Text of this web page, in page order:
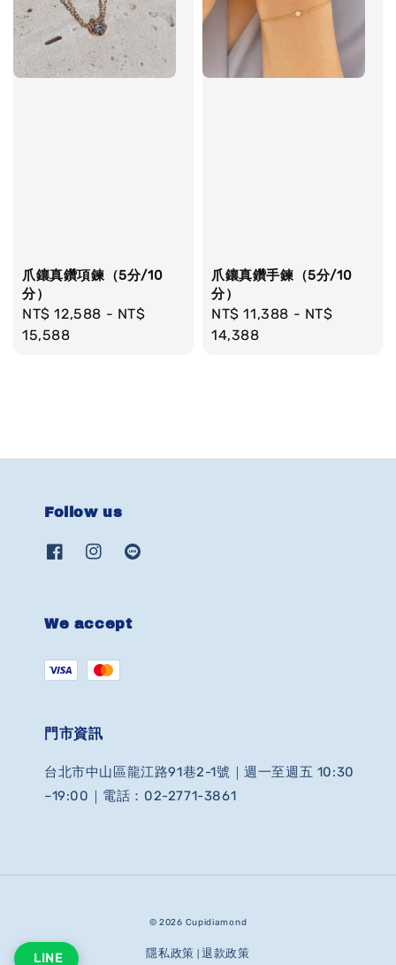
爪鑲真鑽項鍊（5分/10
分）
Regular
price
NT$ 12,588 - NT$
15,588
爪鑲真鑽手鍊（5分/10
分）
Regular
price
NT$ 11,388 - NT$
14,388
Follow us
We accept
門市資訊
台北市中山區龍江路91巷2-1號｜週一至週五 10:30
–19:00｜電話：02-2771-3861
© 2026 Cupidiamond
隱私政策 |退款政策